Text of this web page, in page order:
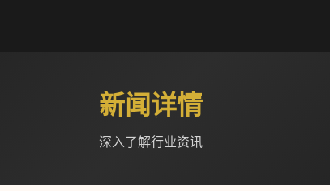
新闻详情
深入了解行业资讯